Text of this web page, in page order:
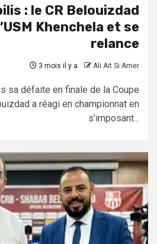
: le CR Belouizdad
Khenchela et se
relance
3 mois il y a Ali Ait Si Amer
sa défaite en finale de la Coupe
a réagi en championnat en
s’imposant...